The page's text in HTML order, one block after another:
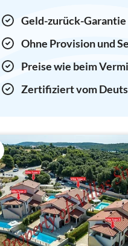
Geld-zurück-Garantie
Ohne Provision und
Preise wie beim
Zertifiziert vom